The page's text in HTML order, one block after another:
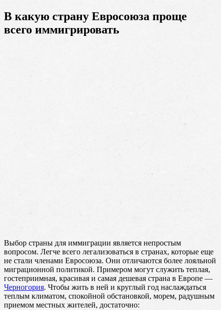
В какую страну Евросоюза проще
всего иммигрировать
Выбор страны для иммиграции является непростым
вопросом. Легче всего легализоваться в странах, которые еще
не стали членами Евросоюза. Они отличаются более лояльной
миграционной политикой. Примером могут служить теплая,
гостеприимная, красивая и самая дешевая страна в Европе —
Черногория. Чтобы жить в ней и круглый год наслаждаться
теплым климатом, спокойной обстановкой, морем, радушным
приемом местных жителей, достаточно: